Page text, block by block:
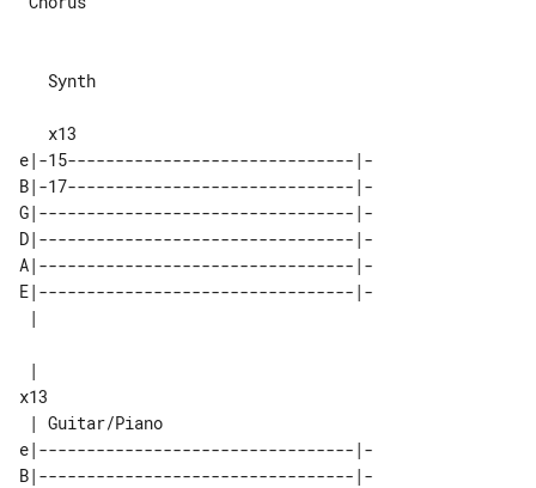
e|-15------------------------------|-
B|-17------------------------------|-
G|---------------------------------|-
D|---------------------------------|-
A|---------------------------------|-
E|---------------------------------|-
x13
e|---------------------------------|-
B|---------------------------------|-